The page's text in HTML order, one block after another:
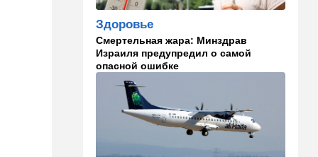
09:57 Технологии
Важнейший совет
экспертов: это может спасти
вас и вашу семью от
стремительно
распространяющейся
угрозы
Мнения
Найдено некоторое решение
Здоровье
Смертельная жара: Минздрав
Израиля предупредил о самой
опасной ошибке